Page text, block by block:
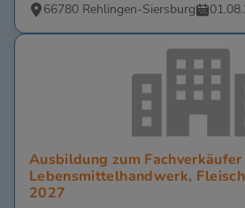
66780 Rehlingen-Siersburg
Ausbildung zum Fachverkäufer
Lebensmittelhandwerk,
2027